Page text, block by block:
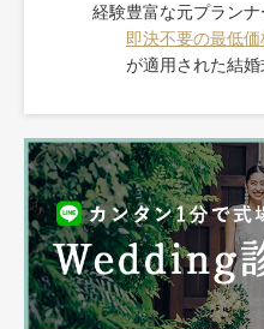
経験豊富な元プラン
即決不要の最低
が適用された結婚